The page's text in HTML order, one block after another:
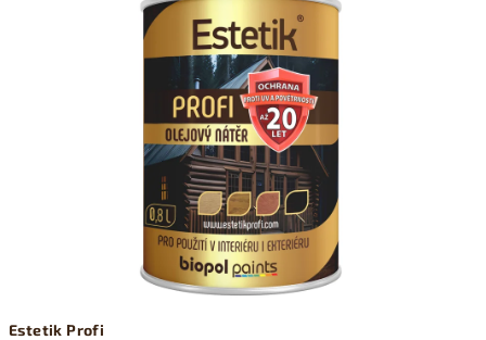
Estetik Profi